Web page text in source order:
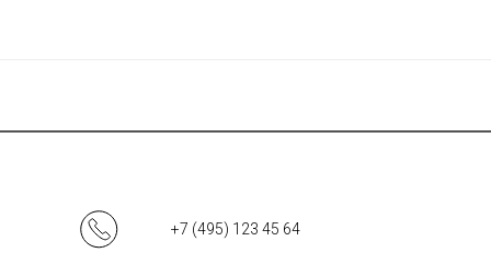
+7 (495) 123 45 64